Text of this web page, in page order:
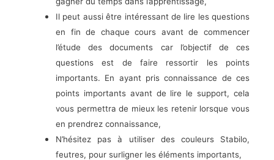
Il peut aussi être intéressant de lire les questions
en fin de chaque cours avant de commencer
l’étude des documents car l’objectif de ces
questions est de faire ressortir les points
importants. En ayant pris connaissance de ces
points importants avant de lire le support, cela
vous permettra de mieux les retenir lorsque vous
en prendrez connaissance,
N’hésitez pas à utiliser des couleurs Stabilo,
feutres, pour surligner les éléments importants,